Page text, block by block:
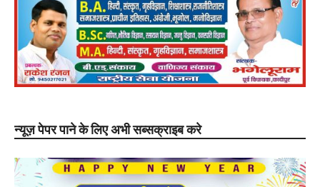
न्यूज़ पेपर पाने के लिए अभी सब्सक्राइब करे